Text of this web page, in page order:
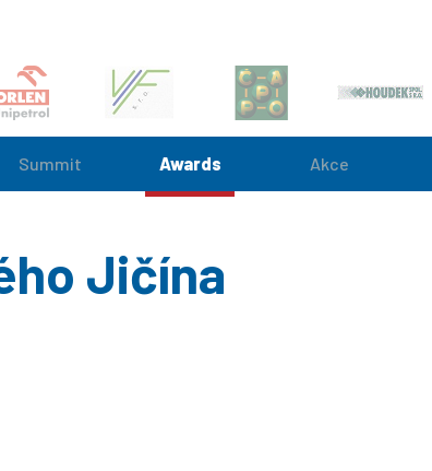
Summit Awards Akce
Jičína